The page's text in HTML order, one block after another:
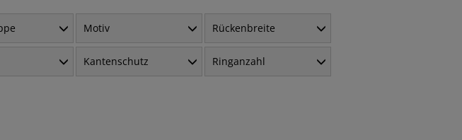
Motiv Rückenbreite
Kantenschutz Ringanzahl